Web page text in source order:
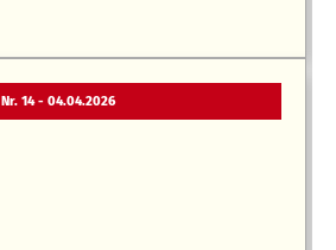
Nr. 14 - 04.04.2026